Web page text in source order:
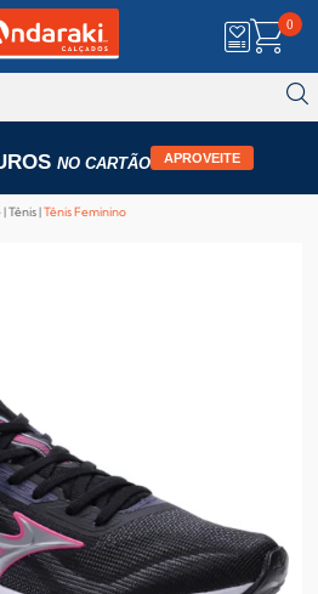
0
NO CARTÃO APROVEITE
Tênis Tênis Feminino